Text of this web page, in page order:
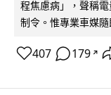
程焦慮病」，聲稱
制令。惟專業車媒
407 179 ↗